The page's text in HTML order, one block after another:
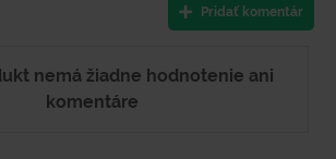
Pridať komentár
nemá žiadne hodnotenie ani
komentáre